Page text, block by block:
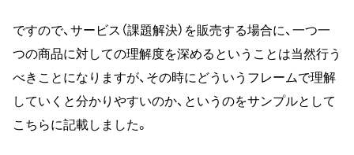
ですので、サービス（課題解決）を販売する場合に、一つ一
つの商品に対しての理解度を深めるということは当然行う
べきことになりますが、その時にどういうフレームで理解
していくと分かりやすいのか、というのをサンプルとして
こちらに記載しました。